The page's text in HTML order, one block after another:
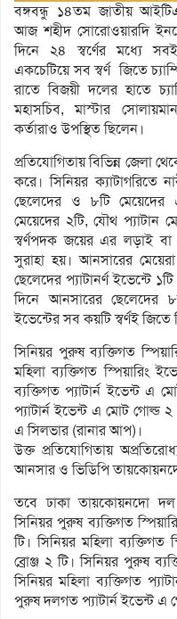
বঙ্গবন্ধু ১৪তম জাতীয়
আজ শহীদ সোরোওয়ারদি
দিনে ২৪ স্বর্ণের মধ্যে
একচেটিয়ে সব স্বর্ণ জিতে
রাতে বিজয়ী দলের হাতে
মহাসচিব, মাস্টার
কর্তারাও উপস্থিত ছিলেন।
প্রতিযোগিতায় বিভিন্ন জেলা
করে। সিনিয়র ক্যাটাগরিতে
ছেলেদের ও ৮টি মেয়েদের
মেয়েদের ২টি, যৌথ প্যাটান
স্বর্ণপদক জয়ের এর লড়াই বা
সুরাহা হয়। আনসারের
ছেলেদের প্যাটানর্ণ ইভেন্টে
দিনে আনসারের ছেলেদের
ইভেন্টের সব কয়টি স্বর্ণই জিতে
সিনিয়র পুরুষ ব্যক্তিগত
মহিলা ব্যক্তিগত স্পিয়ারিং
ব্যক্তিগত প্যাটার্ন ইভেন্ট এ
প্যাটার্ন ইভেন্ট এ মোট গোল্ড
এ সিলভার (রানার আপ)।
উক্ত প্রতিযোগিতায়
আনসার ও ভিডিপি
তবে ঢাকা তায়কোয়নদো দল
সিনিয়র পুরুষ ব্যক্তিগত
টি। সিনিয়র মহিলা
ব্রোঞ্জ ২ টি। সিনিয়র পুরুষ
সিনিয়র মহিলা ব্যক্তিগত
পুরুষ দলগত প্যাটার্ন ইভেন্ট এ